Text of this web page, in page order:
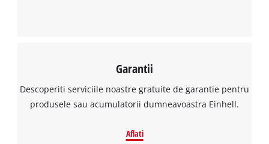
Garantii
Descoperiti serviciile noastre gratuite de garantie pentru
produsele sau acumulatorii dumneavoastra Einhell.
Aflati